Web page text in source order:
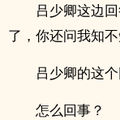
吕少卿这边
了，你还问我知
吕少卿的这
怎么回事？